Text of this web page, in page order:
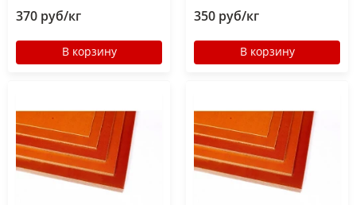
370 руб/кг
В корзину
350 руб/кг
В корзину